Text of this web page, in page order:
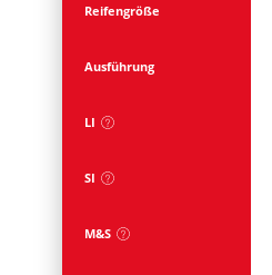
Reifengröße
Ausführung
LI
SI
M&S